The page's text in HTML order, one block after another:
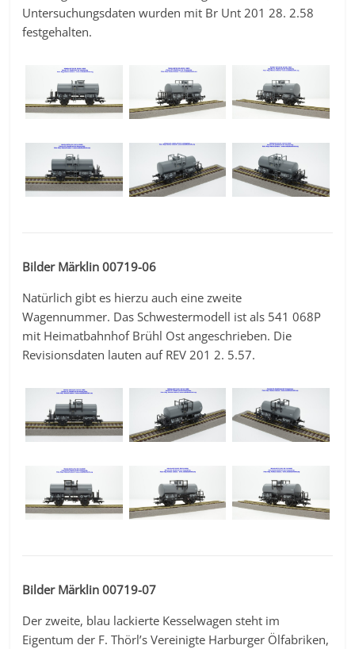
Untersuchungsdaten wurden mit Br Unt 201 28. 2.58
festgehalten.
Bilder Märklin 00719-06
Natürlich gibt es hierzu auch eine zweite
Wagennummer. Das Schwestermodell ist als 541 068P
mit Heimatbahnhof Brühl Ost angeschrieben. Die
Revisionsdaten lauten auf REV 201 2. 5.57.
Bilder Märklin 00719-07
Der zweite, blau lackierte Kesselwagen steht im
Eigentum der F. Thörl’s Vereinigte Harburger Ölfabriken,